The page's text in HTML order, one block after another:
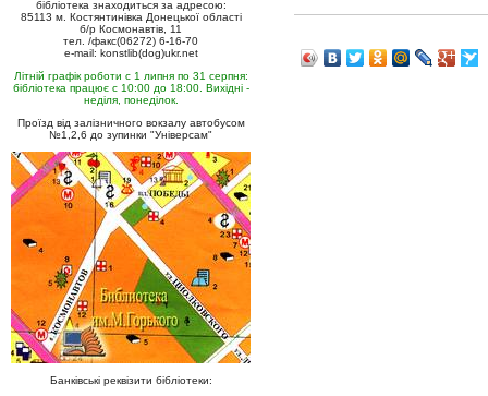
бібліотека знаходиться за адресою:
85113 м. Костянтинівка Донецької області
б/р Космонавтів, 11
тел. /факс(06272) 6-16-70
e-mail: konstlib(dog)ukr.net
Літній графік роботи с 1 липня по 31 серпня:
бібліотека працює с 10:00 до 18:00. Вихідні -
неділя, понеділок.
Проїзд від залізничного вокзалу автобусом
№1,2,6 до зупинки "Універсам"
Банківські реквізити бібліотеки: